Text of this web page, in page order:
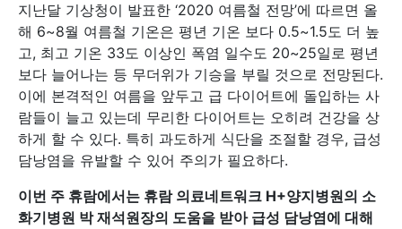
지난달 기상청이 발표한 ‘2020 여름철 전망’에 따르면 올
해 6~8월 여름철 기온은 평년 기온 보다 0.5~1.5도 더 높
고, 최고 기온 33도 이상인 폭염 일수도 20~25일로 평년
보다 늘어나는 등 무더위가 기승을 부릴 것으로 전망된다.
이에 본격적인 여름을 앞두고 급 다이어트에 돌입하는 사
람들이 늘고 있는데 무리한 다이어트는 오히려 건강을 상
하게 할 수 있다. 특히 과도하게 식단을 조절할 경우, 급성
담낭염을 유발할 수 있어 주의가 필요하다.
이번 주 휴람에서는 휴람 의료네트워크 H+양지병원의 소
화기병원 박 재석원장의 도움을 받아 급성 담낭염에 대해